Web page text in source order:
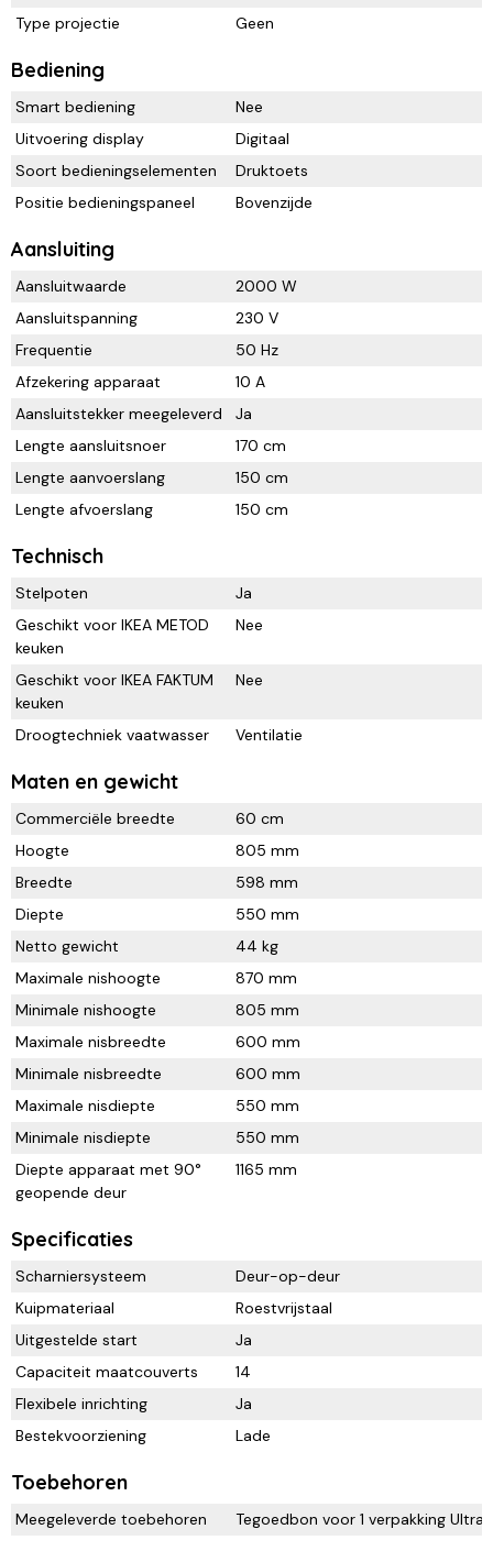
Type projectie
Geen
Bediening
Smart bediening
Nee
Uitvoering display
Digitaal
Soort bedieningselementen
Druktoets
Positie bedieningspaneel
Bovenzijde
Aansluiting
Aansluitwaarde
2000 W
Aansluitspanning
230 V
Frequentie
50 Hz
Afzekering apparaat
10 A
Aansluitstekker meegeleverd
Ja
Lengte aansluitsnoer
170 cm
Lengte aanvoerslang
150 cm
Lengte afvoerslang
150 cm
Technisch
Stelpoten
Ja
Geschikt voor IKEA METOD
keuken
Nee
Geschikt voor IKEA FAKTUM
keuken
Nee
Droogtechniek vaatwasser Ventilatie
Maten en gewicht
Commerciële breedte
60 cm
Hoogte
805 mm
Breedte
598 mm
Diepte
550 mm
Netto gewicht
44 kg
Maximale nishoogte
870 mm
Minimale nishoogte
805 mm
Maximale nisbreedte
600 mm
Minimale nisbreedte
600 mm
Maximale nisdiepte
550 mm
Minimale nisdiepte
550 mm
Diepte apparaat met 90°
geopende deur
1165 mm
Specificaties
Scharniersysteem
Deur-op-deur
Kuipmateriaal
Roestvrijstaal
Uitgestelde start
Ja
Capaciteit maatcouverts
14
Flexibele inrichting
Ja
Bestekvoorziening
Lade
Toebehoren
Meegeleverde toebehoren Tegoedbon voor 1 verpakking